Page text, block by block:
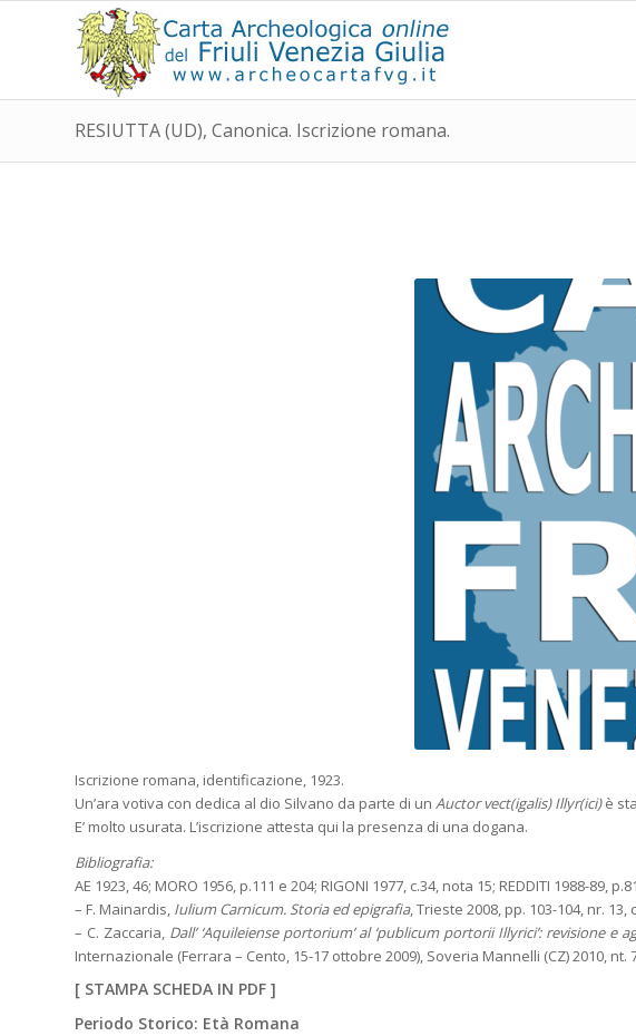
RESIUTTA (UD), Canonica. Iscrizione romana.
Iscrizione romana, identificazione, 1923.
Un’ara votiva con dedica al dio Silvano da parte di un Auctor vect(igalis) Illyr(ici)è
E’ molto usurata. L’iscrizione attesta qui la presenza di una dogana.
Bibliografia:
AE 1923, 46; MORO 1956, p.111 e 204; RIGONI 1977, c.34, nota 15; REDDITI 1988-89,
– F. Mainardis, Iulium Carnicum. Storia ed epigrafia, Trieste 2008, pp. 103-104, nr. 13,
– C. Zaccaria, Dall’ ‘Aquileiense portorium’ al ‘publicum portorii Illyrici’: revisione
Internazionale (Ferrara – Cento, 15-17 ottobre 2009), Soveria Mannelli (CZ) 2010, nt.
[ STAMPA SCHEDA IN PDF ]
Periodo Storico: Età Romana